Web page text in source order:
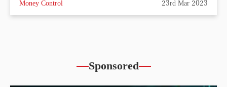
Money Control 23rd Mar 2023
Sponsored